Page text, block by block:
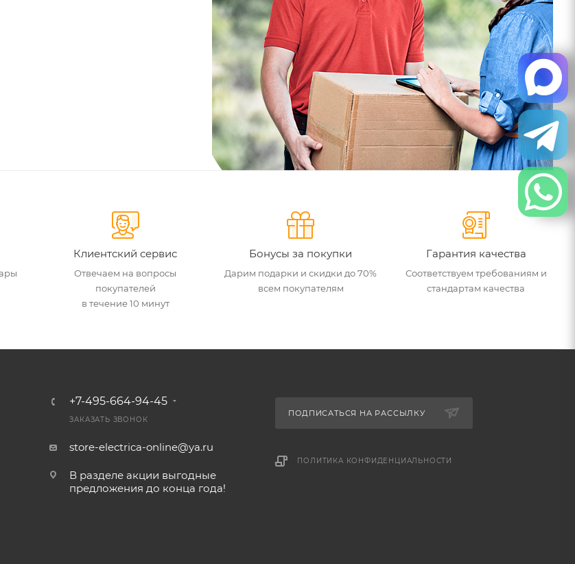
Клиентский сервис
Отвечаем на вопросы
покупателей
в течение 10 минут
Бонусы за покупки
Дарим подарки и скидки до 70%
всем покупателям
Гарантия качества
Соответствуем требованиям и
стандартам качества
+7-495-664-94-45
ЗАКАЗАТЬ ЗВОНОК
store-electrica-online@ya.ru
В разделе акции выгодные
предложения до конца года!
ПОДПИСАТЬСЯ НА РАССЫЛКУ
ПОЛИТИКА КОНФИДЕНЦИАЛЬНОСТИ